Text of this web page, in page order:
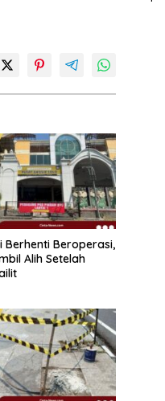
Berhenti Beroperasi,
Alih Setelah